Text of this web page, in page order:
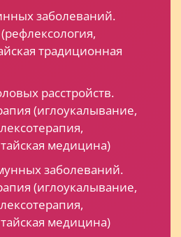
заболеваний.
традиционная
расстройств.
(иглоукалывание,
медицина)
заболеваний.
(иглоукалывание,
медицина)